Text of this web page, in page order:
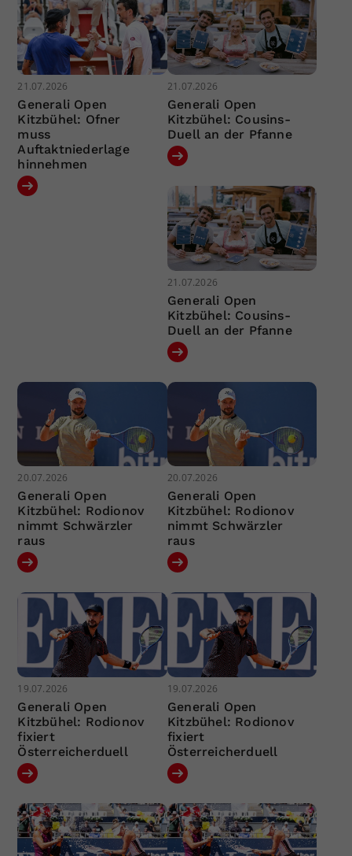
21.07.2026
Generali Open
Kitzbühel: Ofner
muss
Auftaktniederlage
hinnehmen
21.07.2026
Generali Open
Kitzbühel: Cousins-
Duell an der Pfanne
21.07.2026
Generali Open
Kitzbühel: Cousins-
Duell an der Pfanne
20.07.2026
Generali Open
Kitzbühel: Rodionov
nimmt Schwärzler
raus
20.07.2026
Generali Open
Kitzbühel: Rodionov
nimmt Schwärzler
raus
19.07.2026
Generali Open
Kitzbühel: Rodionov
fixiert
Österreicherduell
19.07.2026
Generali Open
Kitzbühel: Rodionov
fixiert
Österreicherduell